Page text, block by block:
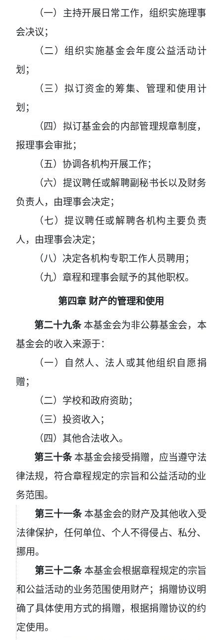
（一）主持开展日常工作，组织实施理事
会决议；
（二）组织实施基金会年度公益活动计
划；
（三）拟订资金的筹集、管理和使用计
划；
（四）拟订基金会的内部管理规章制度，
报理事会审批；
（五）协调各机构开展工作；
（六）提议聘任或解聘副秘书长以及财务
负责人，由理事会决定；
（七）提议聘任或解聘各机构主要负责
人，由理事会决定；
（八）决定各机构专职工作人员聘用；
（九）章程和理事会赋予的其他职权。
第四章 财产的管理和使用
第二十九条 本基金会为非公募基金会，本
基金会的收入来源于：
（一）自然人、法人或其他组织自愿捐
赠；
（二）学校和政府资助；
（三）投资收入；
（四）其他合法收入。
第三十条 本基金会接受捐赠，应当遵守法
律法规，符合章程规定的宗旨和公益活动的业
务范围。
第三十一条 本基金会的财产及其他收入受
法律保护，任何单位、个人不得侵占、私分、
挪用。
第三十二条 本基金会根据章程规定的宗旨
和公益活动的业务范围使用财产；捐赠协议明
确了具体使用方式的捐赠，根据捐赠协议的约
定使用。